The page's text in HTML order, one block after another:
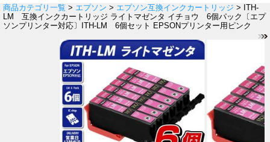
商品カテゴリ一覧 > エプソン > エプソン互換インクカートリッジ > ITH-
LM 互換インクカートリッジ ライトマゼンタ イチョウ 6個パック〔エプ
ソンプリンター対応〕ITH-LM 6個セット EPSONプリンター用ピンク